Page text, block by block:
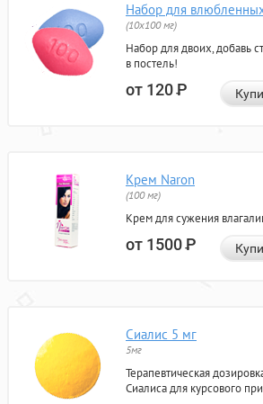
Набор для
(10х100 мг)
Набор для двоих, добавь
в постель!
от 120Р
Крем Naron
(100 мг)
Крем для сужения
от 1500Р
Сиалис 5 мг
5мг
Терапевтическая
Сиалиса для курсового